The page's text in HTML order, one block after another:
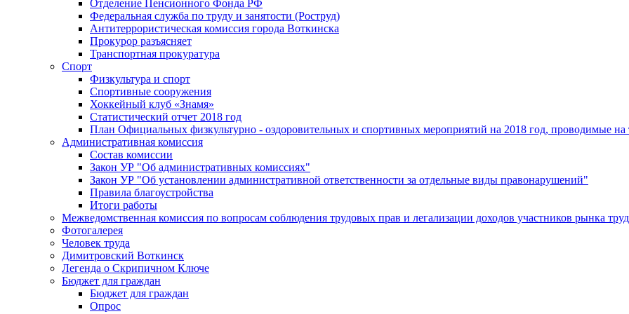
Отделение Пенсионного Фонда РФ
Федеральная служба по труду и занятости (Роструд)
Антитеррористическая комиссия города Воткинска
Прокурор разъясняет
Транспортная прокуратура
Спорт
Физкультура и спорт
Спортивные сооружения
Хоккейный клуб «Знамя»
Статистический отчет 2018 год
План Официальных физкультурно - оздоровительных и спортивных мероприятий на 2018 год, проводимые
Административная комиссия
Состав комиссии
Закон УР "Об административных комиссиях"
Закон УР "Об установлении административной ответственности за отдельные виды правонарушений"
Правила благоустройства
Итоги работы
Межведомственная комиссия по вопросам соблюдения трудовых прав и легализации доходов участников рынка
Фотогалерея
Человек труда
Димитровский Воткинск
Легенда о Скрипичном Ключе
Бюджет для граждан
Бюджет для граждан
Опрос